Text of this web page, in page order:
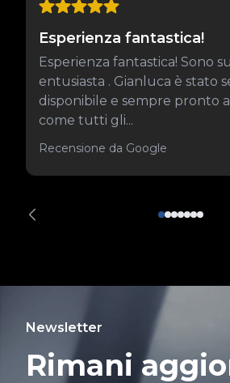
Esperienza fantastica!
Esperienza fantastica! Sono
entusiasta . Gianluca è stato
disponibile e sempre pronto
come tutti gli...
Recensione da Google
Newsletter
Rimani